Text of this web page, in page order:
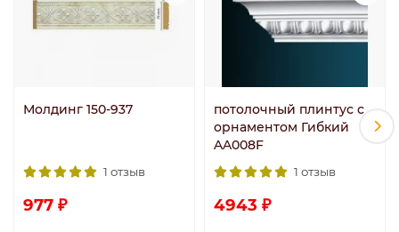
Молдинг 150-937
1 отзыв
977 ₽
потолочный плинтус с
орнаментом Гибкий
AA008F
1 отзыв
4943 ₽